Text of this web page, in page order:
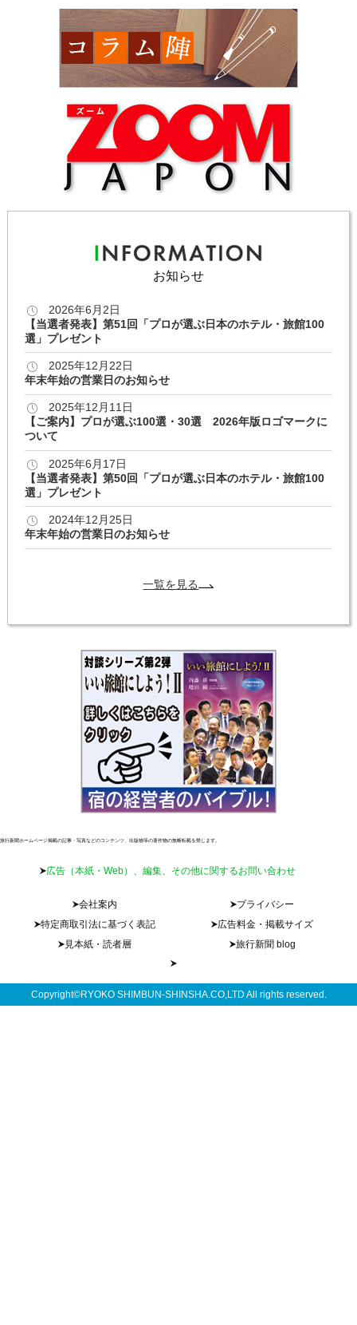
お知らせ
2026年6月2日
【当選者発表】第51回「プロが選ぶ日本のホテル・旅館100
選」プレゼント
2025年12月22日
年末年始の営業日のお知らせ
2025年12月11日
【ご案内】プロが選ぶ100選・30選 2026年版ロゴマークに
ついて
2025年6月17日
【当選者発表】第50回「プロが選ぶ日本のホテル・旅館100
選」プレゼント
2024年12月25日
年末年始の営業日のお知らせ
一覧を見る
旅行新聞ホームページ掲載の記事・写真などのコンテンツ、出版物等の著作物の無断転載を禁じます。
広告（本紙・Web）、編集、その他に関するお問い合わせ
会社案内
プライバシー
特定商取引法に基づく表記
広告料金・掲載サイズ
見本紙・読者層
旅行新聞 blog
Copyright©RYOKO SHIMBUN-SHINSHA.CO,LTD All rights reserved.